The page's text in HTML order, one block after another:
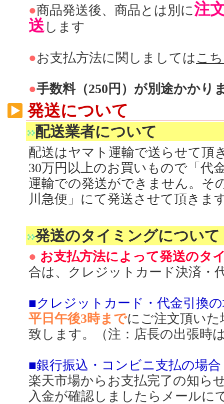
●商品発送後、商品とは別に注
送します
●お支払方法に関しましては こ
●手数料（250円）が別途かかり
発送について
配送業者について
配送はヤマト運輸で送らせて頂
30万円以上のお買いもので「代
運輸での発送ができません。そ
川急便」にて発送させて頂きま
発送のタイミングについて
● お支払方法によって発送のタ
合は、クレジットカード決済・
■クレジットカード・代金引換
平日午後3時までにご注文頂いた
致します。（注：店長の出張時
■銀行振込・コンビニ支払の場合
楽天市場からお支払完了の知ら
入金が確認しましたらメールに